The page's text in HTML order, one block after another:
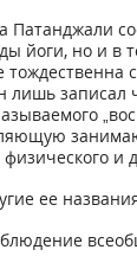
Патанджали
йоги, но и в
лишь записал
и
ее